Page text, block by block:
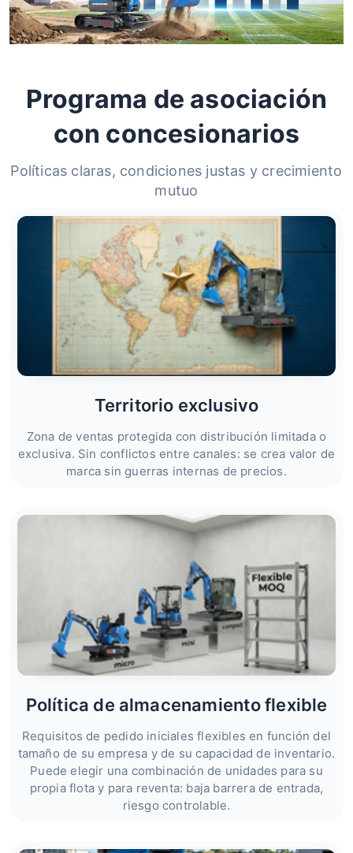
Programa de asociación
con concesionarios
Políticas claras, condiciones justas y crecimiento
mutuo
Territorio exclusivo
Zona de ventas protegida con distribución limitada o
exclusiva. Sin conflictos entre canales: se crea valor de
marca sin guerras internas de precios.
Política de almacenamiento flexible
Requisitos de pedido iniciales flexibles en función del
tamaño de su empresa y de su capacidad de inventario.
Puede elegir una combinación de unidades para su
propia flota y para reventa: baja barrera de entrada,
riesgo controlable.